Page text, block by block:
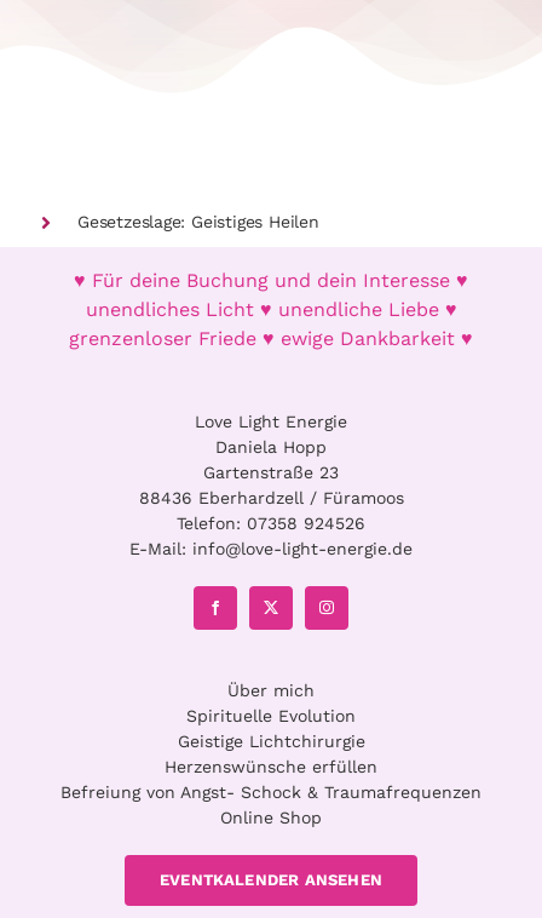
Gesetzeslage: Geistiges Heilen
♥ Für deine Buchung und dein Interesse ♥
unendliches Licht ♥ unendliche Liebe ♥
grenzenloser Friede ♥ ewige Dankbarkeit ♥
Love Light Energie
Daniela Hopp
Gartenstraße 23
88436 Eberhardzell / Füramoos
Telefon: 07358 924526
E-Mail: info@love-light-energie.de
Über mich
Spirituelle Evolution
Geistige Lichtchirurgie
Herzenswünsche erfüllen
Befreiung von Angst- Schock & Traumafrequenzen
Online Shop
EVENTKALENDER ANSEHEN